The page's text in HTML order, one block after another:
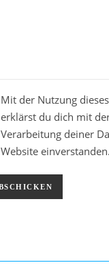
Mit der Nutzung
erklärst du dich mit
Verarbeitung deiner
Website einverstanden.